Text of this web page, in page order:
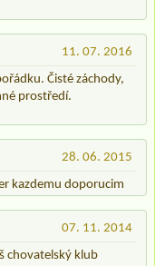
11. 07. 2016
Čisté záchody,
prostředí.
28. 06. 2015
kazdemu doporucim
07. 11. 2014
chovatelský klub